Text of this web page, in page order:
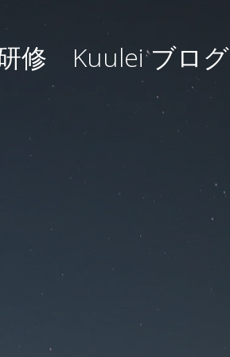
修 Kuulei ブログ